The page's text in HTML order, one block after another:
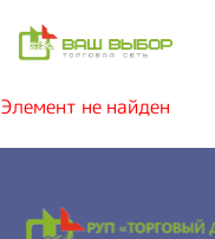
Элемент не найден